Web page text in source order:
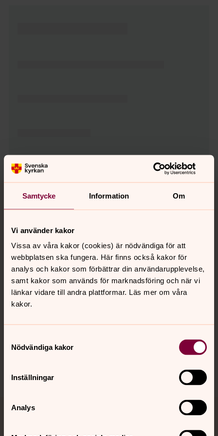
Samtycke Information Om
Vi använder kakor
Vissa av våra kakor (cookies) är nödvändiga för att
webbplatsen ska fungera. Här finns också kakor för
analys och kakor som förbättrar din användarupplevelse,
samt kakor som används för marknadsföring och när vi
länkar vidare till andra plattformar. Läs mer om våra
kakor.
Nödvändiga kakor
Inställningar
Analys
Tillbaka till toppen
Tillbaka till innehållet
Kontakt
Kalender
Hitta snabbt
Sociala kanaler